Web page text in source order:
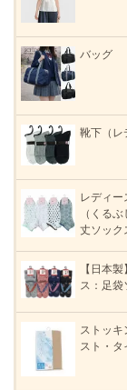
バッグ
靴下（レ
レディー
（くる
丈ソック
【日本
ス：足袋
ストッキ
スト・タ